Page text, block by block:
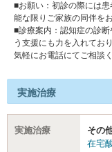
■お願い：初診の際には
能な限りご家族の同伴を
■診療案内：認知症の診
う支援にも力を入れてお
気軽にお電話にてご相談く
実施治療
実施治療
その
在宅